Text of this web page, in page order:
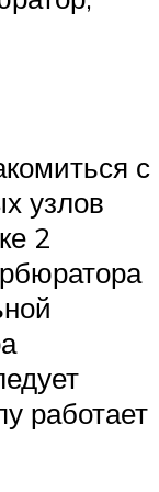
с
узлов
2
работает